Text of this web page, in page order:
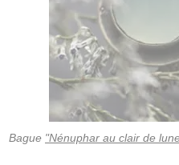
Bague "Nénuphar au clair de